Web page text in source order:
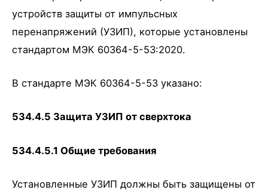
устройств защиты от импульсных
перенапряжений (УЗИП), которые установлены
стандартом МЭК 60364-5-53:2020.
В стандарте МЭК 60364-5-53 указано:
534.4.5 Защита УЗИП от сверхтока
534.4.5.1 Общие требования
Установленные УЗИП должны быть защищены от